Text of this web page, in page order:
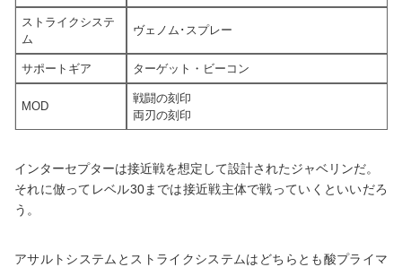
ストライクシステ
ム
ヴェノム･スプレー
サポートギア ターゲット・ビーコン
MOD
戦闘の刻印
両刃の刻印
インターセプターは接近戦を想定して設計されたジャベリンだ。
それに倣ってレベル30までは接近戦主体で戦っていくといいだろ
う。
アサルトシステムとストライクシステムはどちらとも酸プライマ